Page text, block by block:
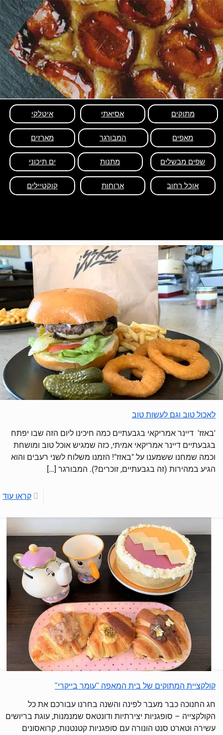
מתוקים אסיאתי איטלקי
מאפים המבורגר מארזים
שפים מבשלים מתנות ים תיכוני
אוכל רחוב ארוחות קוקטיילים
לאכול טוב וגם לעשות טוב
'באזז' דיינר אמריקאי בגבעתיים כמה חיכינו ליום הזה שבו יפתח
בגבעתיים דיינר אמריקאי אמיתי, כזה שמגיש אוכל טוב ומושחת
וכמה שמחנו ששמענו על "באזז"! הזמנו משלוח לשני רעבים והוא
הגיע במהירות (זה בגבעתיים, זוכרים?). המבורגר […]
קראו עוד
קולקציית המתוקים של בית המאפה "עומר בייקרי"
חג החנוכה כבר מעבר לפינה והשנה בחרנו עבורכם את כל
הקולקצייה – סופגניות יצירתיות ודונטאס שמנמנות, עוגת בריושים
עשירה וטארט סנט הונורה עם סופגניות קטנטנות, קרואסונים